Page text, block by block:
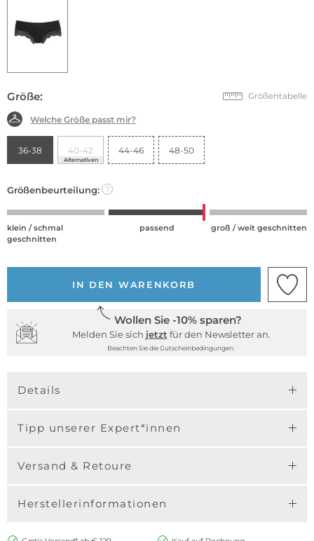
Größe: Größentabelle
Welche Größe passt mir?
36-38 40-42
Alternativen
44-46 48-50
Größenbeurteilung: ?
klein / schmal
geschnitten
passend groß / weit geschnitten
IN DEN WARENKORB
Wollen Sie -10% sparen?
Melden Sie sich jetzt für den Newsletter an.
Beachten Sie die Gutscheinbedingungen.
Details
Tipp unserer Expert*innen
Versand & Retoure
Herstellerinformationen